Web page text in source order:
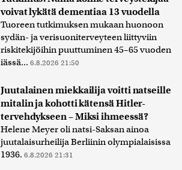
voivat lykätä dementiaa 13 vuodella
Tuoreen tutkimuksen mukaan huonoon
sydän- ja verisuoniterveyteen liittyviin
riskitekijöihin puuttuminen 45–65 vuoden
iässä... 6.8.2026 21:50
Juutalainen miekkailija voitti natseille
mitalin ja kohotti kätensä Hitler-
tervehdykseen – Miksi ihmeessä?
Helene Meyer oli natsi-Saksan ainoa
juutalaisurheilija Berliinin olympialaisissa
1936. 6.8.2026 21:31